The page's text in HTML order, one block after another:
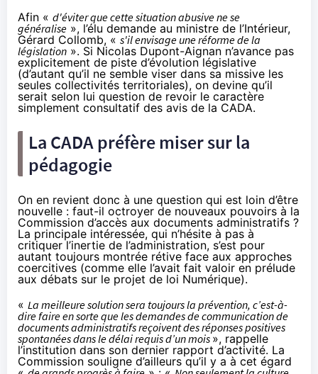
Afin « d'éviter que cette situation abusive ne se
généralise », l’élu demande au ministre de l’Intérieur,
Gérard Collomb, « s'il envisage une réforme de la
législation ». Si Nicolas Dupont-Aignan n’avance pas
explicitement de piste d’évolution législative
(d’autant qu’il ne semble viser dans sa missive les
seules collectivités territoriales), on devine qu’il
serait selon lui question de revoir le caractère
simplement consultatif des avis de la CADA.
La CADA préfère miser sur la
pédagogie
On en revient donc à une question qui est loin d’être
nouvelle : faut-il octroyer de nouveaux pouvoirs à la
Commission d’accès aux documents administratifs ?
La principale intéressée, qui n’hésite à pas à
critiquer l’inertie de l’administration, s’est pour
autant toujours montrée rétive face aux approches
coercitives (comme elle l’avait fait valoir en prélude
aux débats sur le projet de loi Numérique).
« La meilleure solution sera toujours la prévention, c’est-à-
dire faire en sorte que les demandes de communication de
documents administratifs reçoivent des réponses positives
spontanées dans le délai requis d’un mois », rappelle
l’institution dans son dernier rapport d’activité. La
Commission souligne d’ailleurs qu’il y a à cet égard